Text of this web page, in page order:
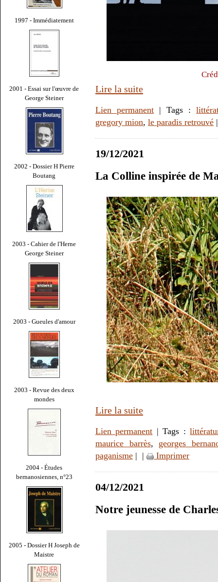
1997 - Immédiatement
2001 - Essai sur l'œuvre de
George Steiner
2002 - Dossier H Pierre
Boutang
2003 - Cahier de l'Herne
George Steiner
2003 - Gueules d'amour
2003 - Revue des deux
mondes
2004 - Études
bernanosiennes, n°23
2005 - Dossier H Joseph de
Maistre
Lire la suite
Lien permanent | Tags :
gregory mion, le paradis retrouvé
19/12/2021
La Colline inspirée de
Lire la suite
Lien permanent | Tags :
maurice barrès, georges
paganisme | | Imprimer
04/12/2021
Notre jeunesse de